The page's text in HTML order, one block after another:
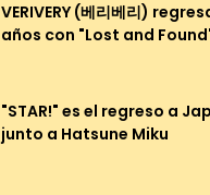
VERIVERY (베리베리)
años con "Lost and
"STAR!" es el regreso a
junto a Hatsune Miku